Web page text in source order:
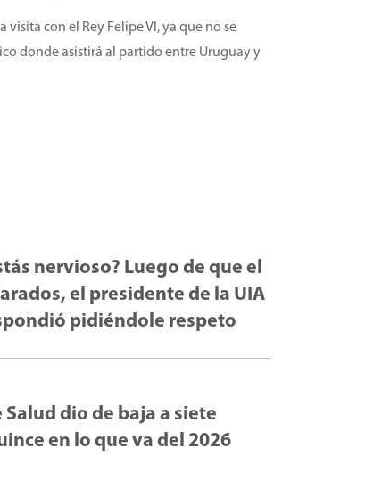
con el Rey Felipe VI, ya que no se
donde asistirá al partido entre Uruguay y
nervioso? Luego de que el
el presidente de la UIA
pidiéndole respeto
dio de baja a siete
en lo que va del 2026